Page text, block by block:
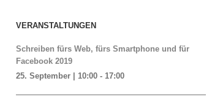
VERANSTALTUNGEN
Schreiben fürs Web, fürs Smartphone und für
Facebook 2019
25. September | 10:00 -17:00